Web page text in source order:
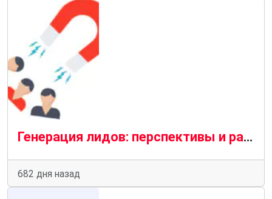
Генерация лидов: перспективы и развитие
682 дня назад